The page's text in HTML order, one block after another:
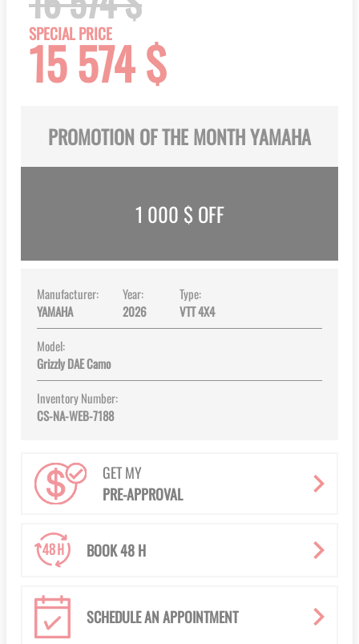
images
gallery
SPECIAL PRICE
15 574 $
PROMOTION OF THE MONTH YAMAHA
1 000 $ OFF
Manufacturer:
YAMAHA
Year:
2026
Type:
VTT 4X4
Model:
Grizzly DAE Camo
Inventory Number:
CS-NA-WEB-7188
GET MY
PRE-APPROVAL
BOOK 48 H
SCHEDULE AN APPOINTMENT